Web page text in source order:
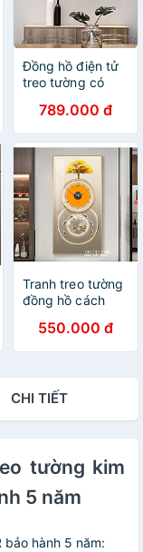
Đồng hồ điện tử
treo tường có
789.000 đ
Tranh treo tường
đồng hồ cách
sang trọng khổ
dọc kèm đinh
550.000 đ
CHI TIẾT
tường kim
5 năm
bảo hành 5 năm: